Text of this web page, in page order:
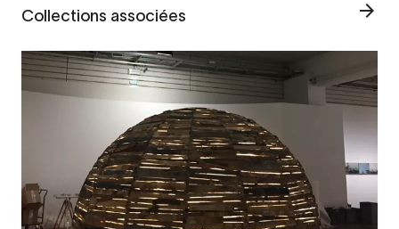
Collections associées